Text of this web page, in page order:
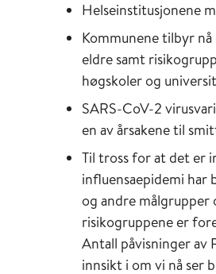
Helseinstitusjonene
Kommunene tilbyr
eldre samt
høgskoler og
SARS-CoV-2
en av årsakene til
Til tross for at det er
influensaepidemi har
og andre målgrupper
risikogruppene er
Antall påvisninger av
innsikt i om vi nå ser